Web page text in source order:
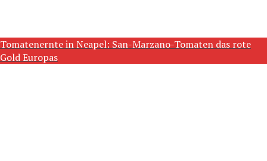
Tomatenernte in Neapel: San-Marzano-Tomaten das rote
Gold Europas